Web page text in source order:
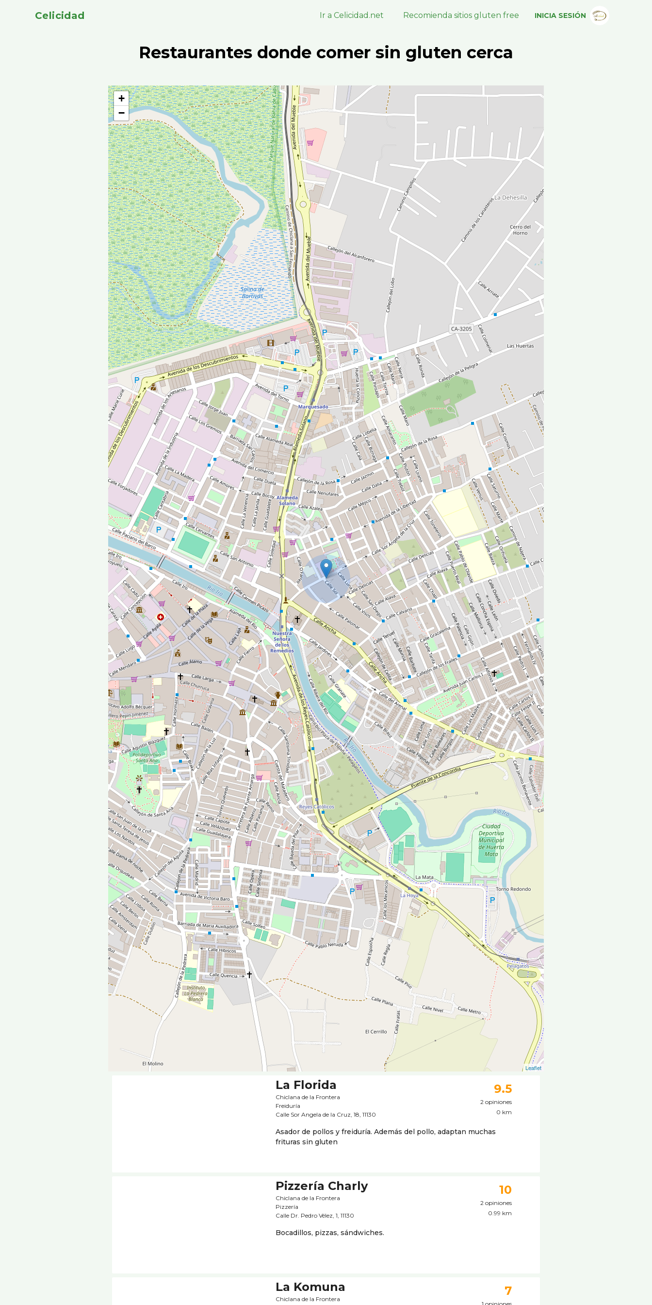
Celicidad Ir a Celicidad.net Recomienda sitios gluten free INICIA SESIÓN
Restaurantes donde comer sin gluten cerca
+
−
Leaflet
La Florida
Chiclana de la Frontera
Freiduría
Calle Sor Angela de la Cruz, 18, 11130
9.5
2 opiniones
0 km
Asador de pollos y freiduría. Además del pollo, adaptan muchas
frituras sin gluten
Pizzería Charly
Chiclana de la Frontera
Pizzerí­a
Calle Dr. Pedro Vélez, 1, 11130
10
2 opiniones
0.99 km
Bocadillos, pizzas, sándwiches.
La Komuna
Chiclana de la Frontera
7
1 opiniones